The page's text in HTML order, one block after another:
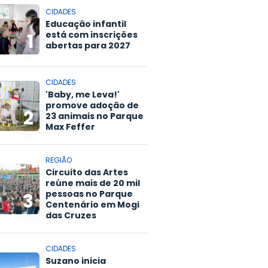
1
CIDADES
Educação infantil
está com inscrições
abertas para 2027
2
CIDADES
'Baby, me Leva!'
promove adoção de
23 animais no Parque
Max Feffer
3
REGIÃO
Circuito das Artes
reúne mais de 20 mil
pessoas no Parque
Centenário em Mogi
das Cruzes
CIDADES
Suzano inicia